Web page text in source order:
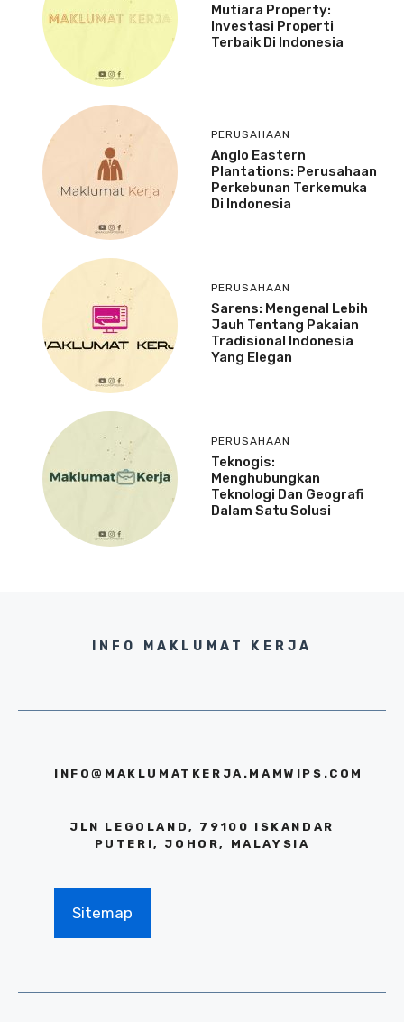
Mutiara Property:
Investasi Properti
Terbaik Di Indonesia
PERUSAHAAN
Anglo Eastern
Plantations: Perusahaan
Perkebunan Terkemuka
Di Indonesia
PERUSAHAAN
Sarens: Mengenal Lebih
Jauh Tentang Pakaian
Tradisional Indonesia
Yang Elegan
PERUSAHAAN
Teknogis:
Menghubungkan
Teknologi Dan Geografi
Dalam Satu Solusi
INFO MAKLUMAT KERJA
INFO@MAKLUMATKERJA.MAMWIPS.COM
JLN LEGOLAND, 79100 ISKANDAR
PUTERI, JOHOR, MALAYSIA
Sitemap